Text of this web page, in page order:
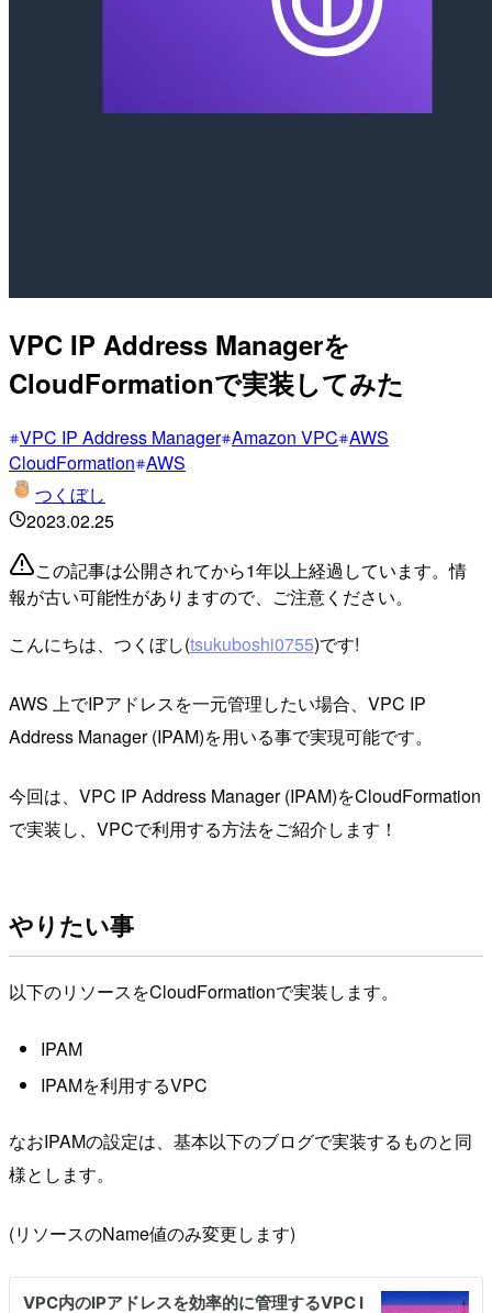
VPC IP Address Managerを
CloudFormationで実装してみた
VPC IP Address Manager Amazon VPC AWS
CloudFormation AWS
つくぼし
2023.02.25
この記事は公開されてから1年以上経過しています。情
報が古い可能性がありますので、ご注意ください。
こんにちは、つくぼし(tsukuboshi0755)です!
AWS 上でIPアドレスを一元管理したい場合、VPC IP
Address Manager (IPAM)を用いる事で実現可能です。
今回は、VPC IP Address Manager (IPAM)をCloudFormation
で実装し、VPCで利用する方法をご紹介します！
やりたい事
以下のリソースをCloudFormationで実装します。
IPAM
IPAMを利用するVPC
なおIPAMの設定は、基本以下のブログで実装するものと同
様とします。
(リソースのName値のみ変更します)